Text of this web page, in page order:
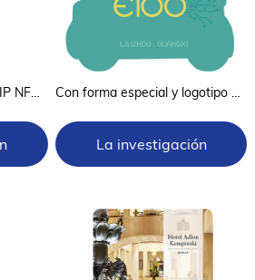
Cmyk imprimila tarjeta VIP NFC con códigos de barras
La investigación